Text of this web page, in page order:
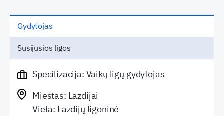
Gydytojas
Susijusios ligos
Specilizacija: Vaikų ligų gydytojas
Miestas: Lazdijai
Vieta: Lazdijų ligoninė